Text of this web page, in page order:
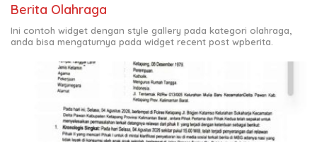
Berita Olahraga
Ini contoh widget dengan style gallery pada kategori olahraga,
anda bisa mengaturnya pada widget recent post wpberita.